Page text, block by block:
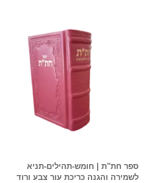
ספר חת"ת | חומש-תהילים-תניא
לשמירה והגנה כריכת עור צבע ורוד